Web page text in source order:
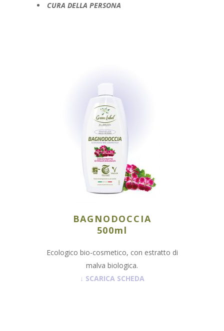
CURA DELLA PERSONA
BAGNODOCCIA
500ml
Ecologico bio-cosmetico, con estratto di
malva biologica.
↓ SCARICA SCHEDA